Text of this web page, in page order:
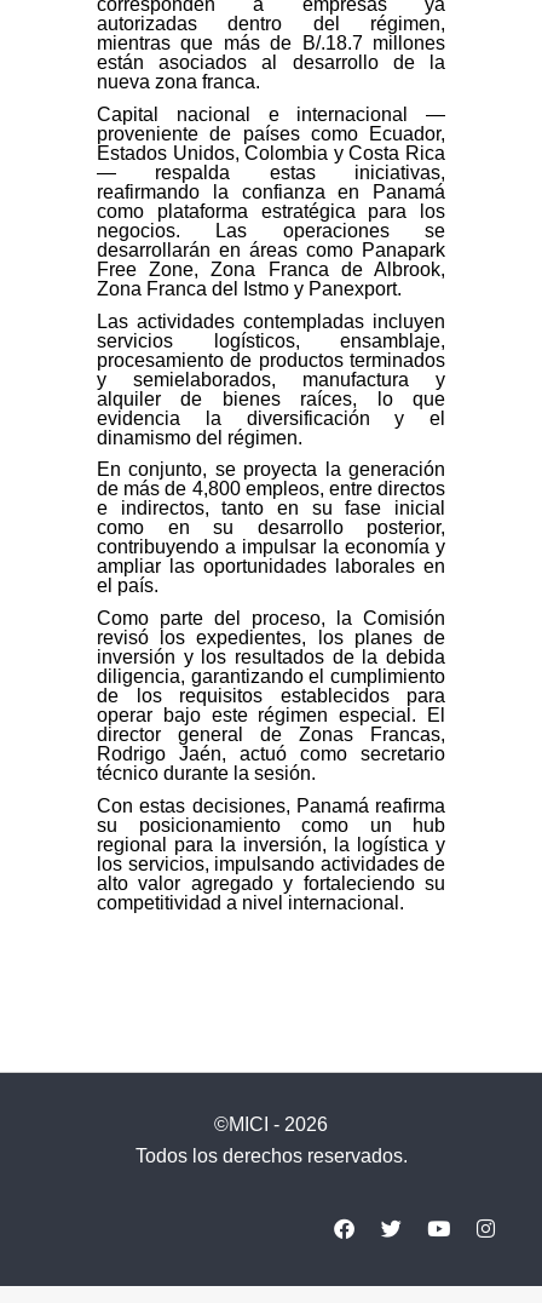
corresponden a empresas ya
autorizadas dentro del régimen,
mientras que más de B/.18.7 millones
están asociados al desarrollo de la
nueva zona franca.
Capital nacional e internacional —
proveniente de países como Ecuador,
Estados Unidos, Colombia y Costa Rica
— respalda estas iniciativas,
reafirmando la confianza en Panamá
como plataforma estratégica para los
negocios. Las operaciones se
desarrollarán en áreas como Panapark
Free Zone, Zona Franca de Albrook,
Zona Franca del Istmo y Panexport.
Las actividades contempladas incluyen
servicios logísticos, ensamblaje,
procesamiento de productos terminados
y semielaborados, manufactura y
alquiler de bienes raíces, lo que
evidencia la diversificación y el
dinamismo del régimen.
En conjunto, se proyecta la generación
de más de 4,800 empleos, entre directos
e indirectos, tanto en su fase inicial
como en su desarrollo posterior,
contribuyendo a impulsar la economía y
ampliar las oportunidades laborales en
el país.
Como parte del proceso, la Comisión
revisó los expedientes, los planes de
inversión y los resultados de la debida
diligencia, garantizando el cumplimiento
de los requisitos establecidos para
operar bajo este régimen especial. El
director general de Zonas Francas,
Rodrigo Jaén, actuó como secretario
técnico durante la sesión.
Con estas decisiones, Panamá reafirma
su posicionamiento como un hub
regional para la inversión, la logística y
los servicios, impulsando actividades de
alto valor agregado y fortaleciendo su
competitividad a nivel internacional.
©MICI - 2026
Todos los derechos reservados.